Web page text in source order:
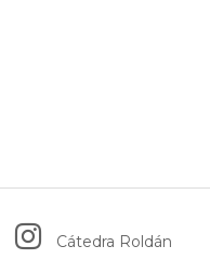
Cátedra Roldán